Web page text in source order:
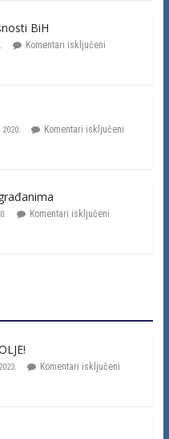
BiH
Komentari isključeni
Komentari isključeni
Komentari isključeni
Komentari isključeni